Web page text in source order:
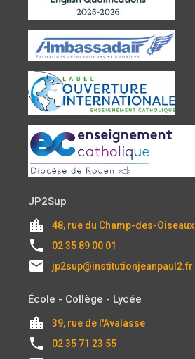
JP2Sup
location_city 48, rue du Champ-des-Oiseaux
local_phone 02 35 89 00 01
email jp2sup@institutionjeanpaul2.fr
École - Collège - Lycée
location_city 39, rue de l'Avalasse
local_phone 02 35 71 23 55